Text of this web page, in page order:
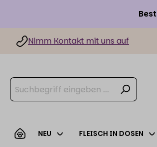
Nimm Kontakt mit uns auf
NEU FLEISCH IN DOSEN